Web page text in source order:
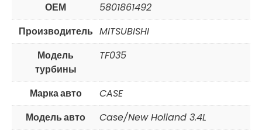
ОЕМ
5801861492
Производитель MITSUBISHI
Модель
турбины
TF035
Марка авто
CASE
Модель авто
Case/New Holland 3.4L